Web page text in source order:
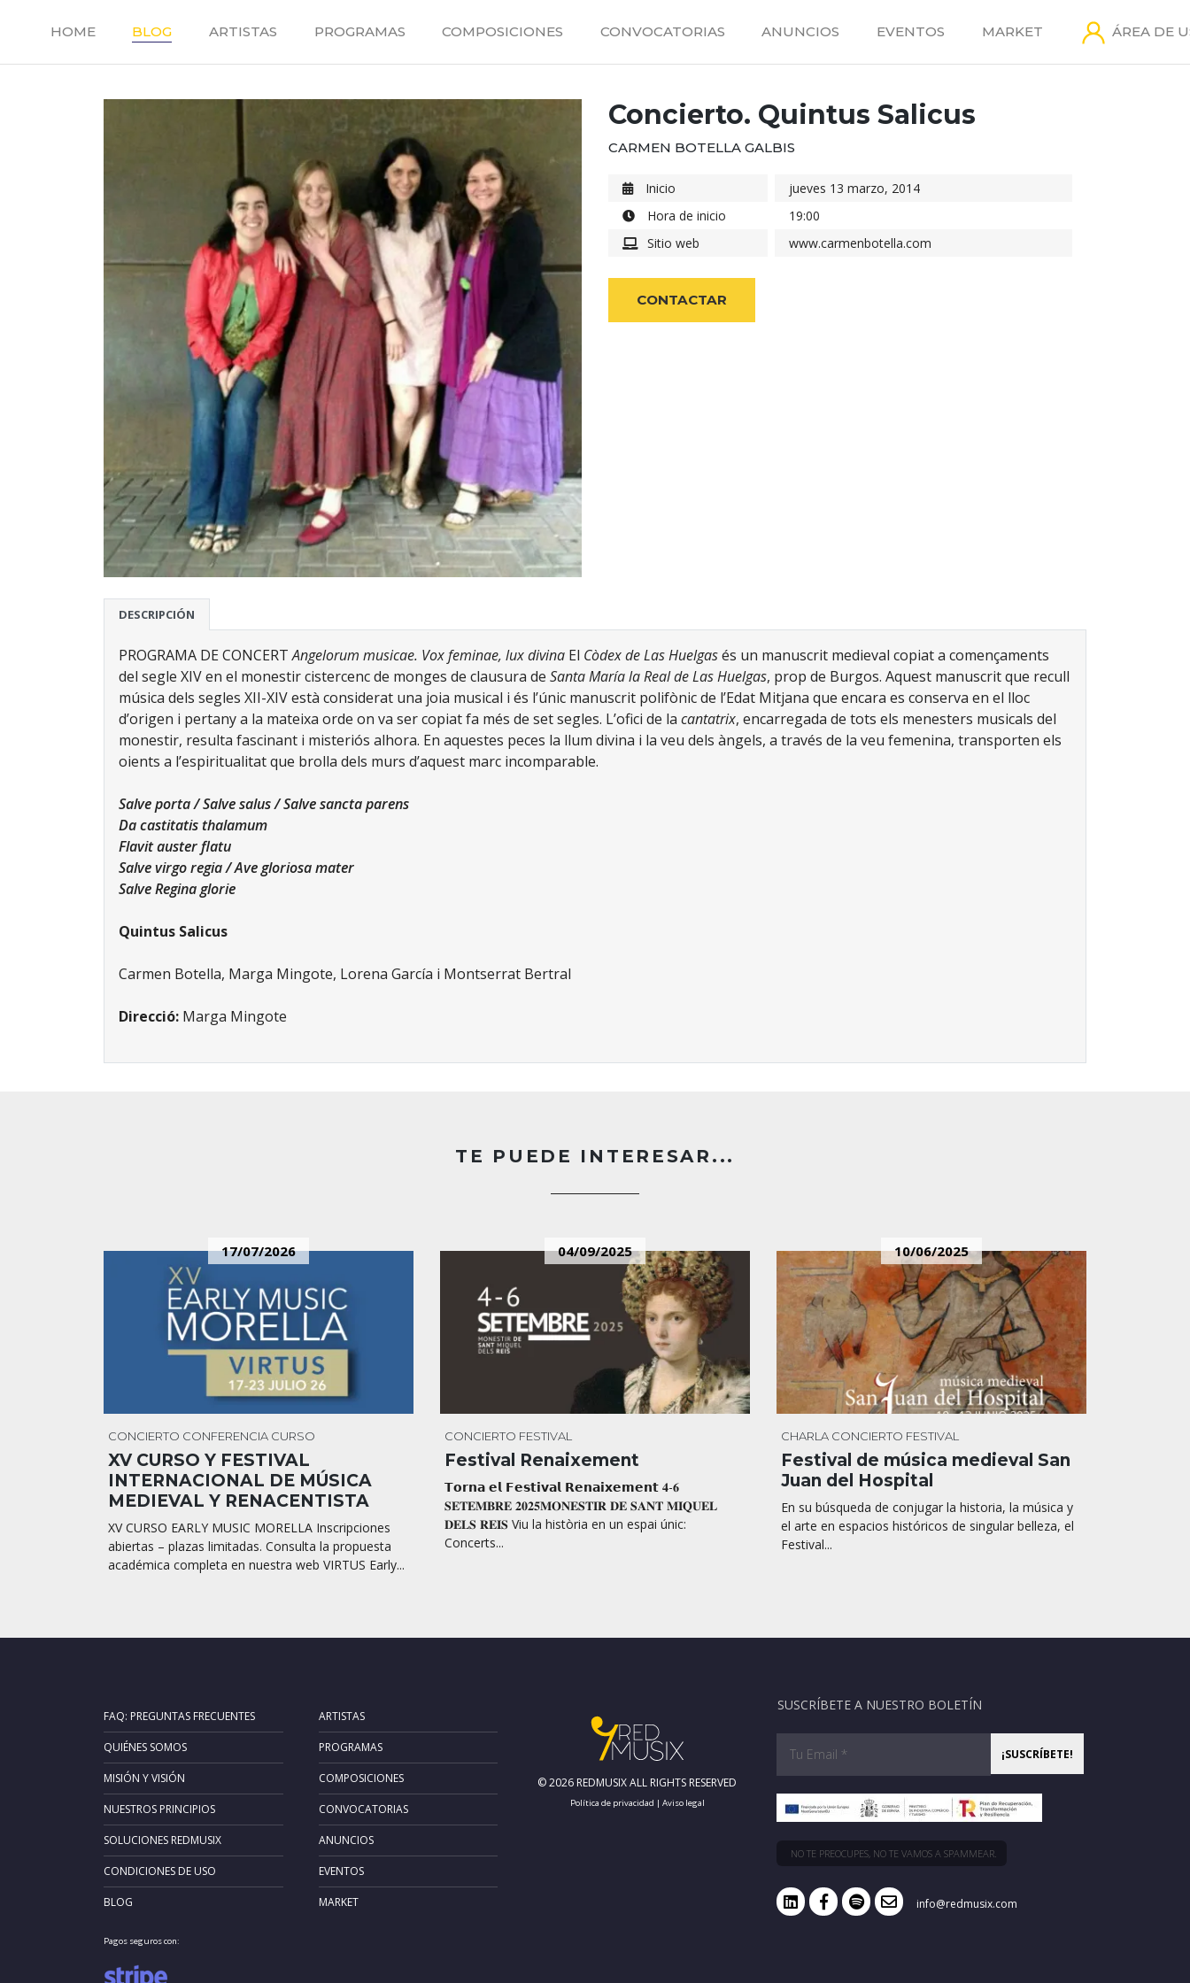
HOME BLOG ARTISTAS PROGRAMAS COMPOSICIONES CONVOCATORIAS ANUNCIOS EVENTOS MARKET ÁREA DE
Concierto. Quintus Salicus
CARMEN BOTELLA GALBIS
Inicio
jueves 13 marzo, 2014
Hora de inicio
19:00
Sitio web
www.carmenbotella.com
CONTACTAR
DESCRIPCIÓN
PROGRAMA DE CONCERTAngelorum musicae. Vox feminae, lux divina El Còdex de Las Huelgasés un manuscrit medieval copiat a començaments
del segle XIV en el monestir cistercenc de monges de clausura de Santa María la Real de Las Huelgas, prop de Burgos. Aquest manuscrit que recull
música dels segles XII-XIV està considerat una joia musical i és l’únic manuscrit polifònic de l’Edat Mitjana que encara es conserva en el lloc
d’origen i pertany a la mateixa orde on va ser copiat fa més de set segles. L’ofici de la cantatrix, encarregada de tots els menesters musicals del
monestir, resulta fascinant i misteriós alhora. En aquestes peces la llum divina i la veu dels àngels, a través de la veu femenina, transporten els
oients a l’espiritualitat que brolla dels murs d’aquest marc incomparable.
Salve porta / Salve salus / Salve sancta parens
Da castitatis thalamum
Flavit auster flatu
Salve virgo regia / Ave gloriosa mater
Salve Regina glorie
Quintus Salicus
Carmen Botella, Marga Mingote, Lorena García i Montserrat Bertral
Direcció: Marga Mingote
TE PUEDE INTERESAR...
17/07/2026
CONCIERTO CONFERENCIA CURSO
XV CURSO Y FESTIVAL
INTERNACIONAL DE MÚSICA
MEDIEVAL Y RENACENTISTA
XV CURSO EARLY MUSIC MORELLA Inscripciones
abiertas – plazas limitadas. Consulta la propuesta
académica completa en nuestra web VIRTUS Early...
04/09/2025
CONCIERTO FESTIVAL
Festival Renaixement
𝗧𝗼𝗿𝗻𝗮 𝗲𝗹 𝗙𝗲𝘀𝘁𝗶𝘃𝗮𝗹 𝗥𝗲𝗻𝗮𝗶𝘅𝗲𝗺𝗲𝗻𝘁 𝟒-𝟔
𝐒𝐄𝐓𝐄𝐌𝐁𝐑𝐄 𝟐𝟎𝟐𝟓𝐌𝐎𝐍𝐄𝐒𝐓𝐈𝐑 𝐃𝐄 𝐒𝐀𝐍𝐓 𝐌𝐈𝐐𝐔𝐄𝐋
𝐃𝐄𝐋𝐒 𝐑𝐄𝐈𝐒 Viu la història en un espai únic:
Concerts...
10/06/2025
CHARLA CONCIERTO FESTIVAL
Festival de música medieval San
Juan del Hospital
En su búsqueda de conjugar la historia, la música y
el arte en espacios históricos de singular belleza, el
Festival...
FAQ: PREGUNTAS FRECUENTES
QUIÉNES SOMOS
MISIÓN Y VISIÓN
NUESTROS PRINCIPIOS
SOLUCIONES REDMUSIX
CONDICIONES DE USO
BLOG
ARTISTAS
PROGRAMAS
COMPOSICIONES
CONVOCATORIAS
ANUNCIOS
EVENTOS
MARKET
Pagos seguros con:
© 2026 REDMUSIX ALL RIGHTS RESERVED
Política de privacidad | Aviso legal
SUSCRÍBETE A NUESTRO BOLETÍN
NO TE PREOCUPES, NO TE VAMOS A SPAMMEAR.
info@redmusix.com